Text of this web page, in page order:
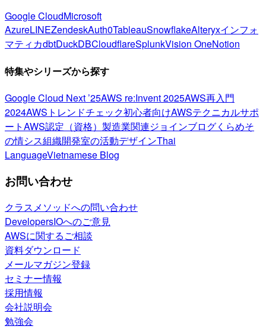
Google CloudMicrosoft
AzureLINEZendeskAuth0TableauSnowflakeAlteryxインフォ
マティカdbtDuckDBCloudflareSplunkVision OneNotion
特集やシリーズから探す
Google Cloud Next ’25AWS re:Invent 2025AWS再入門
2024AWSトレンドチェック初心者向けAWSテクニカルサポ
ートAWS認定（資格） 製造業関連ジョインブログくらめそ
の情シス組織開発室の活動デザインThai
LanguageVietnamese Blog
お問い合わせ
クラスメソッドへの問い合わせ
DevelopersIOへのご意見
AWSに関するご相談
資料ダウンロード
メールマガジン登録
セミナー情報
採用情報
会社説明会
勉強会